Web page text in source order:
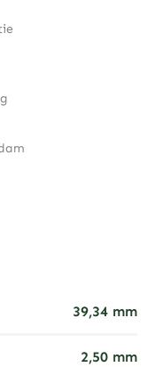
39,34 mm
2,50 mm